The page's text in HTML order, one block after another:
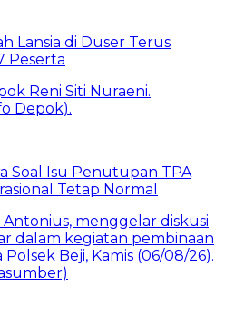
Lansia di Duser Terus
Peserta
Soal Isu Penutupan TPA
Tetap Normal